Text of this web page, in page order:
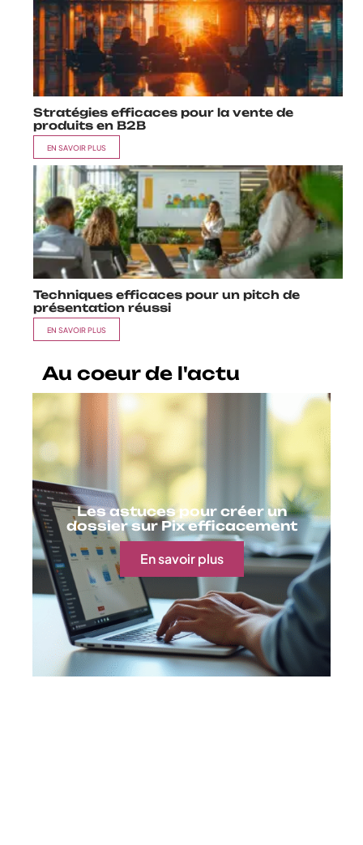
Stratégies efficaces pour la vente de
produits en B2B
EN SAVOIR PLUS
Techniques efficaces pour un pitch de
présentation réussi
EN SAVOIR PLUS
Au coeur de l'actu
Les astuces pour créer un
dossier sur Pix efficacement
En savoir plus